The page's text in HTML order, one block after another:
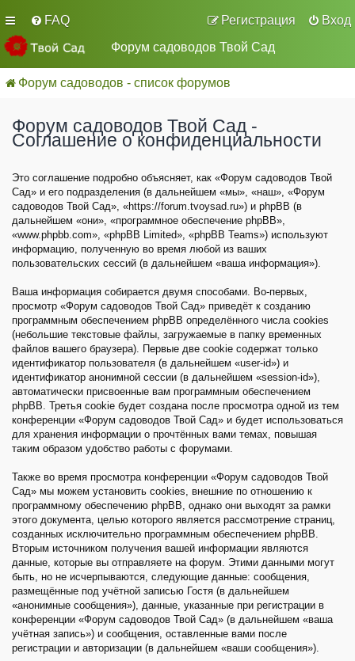
FAQ Вход
Регистрация
Форум садоводов Твой Сад
Форум садоводов - список форумов
Форум садоводов Твой Сад -
Соглашение о конфиденциальности
Это соглашение подробно объясняет, как «Форум садоводов Твой
Сад» и его подразделения (в дальнейшем «мы», «наш», «Форум
садоводов Твой Сад», «https://forum.tvoysad.ru») и phpBB (в
дальнейшем «они», «программное обеспечение phpBB»,
«www.phpbb.com», «phpBB Limited», «phpBB Teams») используют
информацию, полученную во время любой из ваших
пользовательских сессий (в дальнейшем «ваша информация»).
Ваша информация собирается двумя способами. Во-первых,
просмотр «Форум садоводов Твой Сад» приведёт к созданию
программным обеспечением phpBB определённого числа cookies
(небольшие текстовые файлы, загружаемые в папку временных
файлов вашего браузера). Первые две cookie содержат только
идентификатор пользователя (в дальнейшем «user-id») и
идентификатор анонимной сессии (в дальнейшем «session-id»),
автоматически присвоенные вам программным обеспечением
phpBB. Третья cookie будет создана после просмотра одной из тем
конференции «Форум садоводов Твой Сад» и будет использоваться
для хранения информации о прочтённых вами темах, повышая
таким образом удобство работы с форумами.
Также во время просмотра конференции «Форум садоводов Твой
Сад» мы можем установить cookies, внешние по отношению к
программному обеспечению phpBB, однако они выходят за рамки
этого документа, целью которого является рассмотрение страниц,
созданных исключительно программным обеспечением phpBB.
Вторым источником получения вашей информации являются
данные, которые вы отправляете на форум. Этими данными могут
быть, но не исчерпываются, следующие данные: сообщения,
размещённые под учётной записью Гостя (в дальнейшем
«анонимные сообщения»), данные, указанные при регистрации в
конференции «Форум садоводов Твой Сад» (в дальнейшем «ваша
учётная запись») и сообщения, оставленные вами после
регистрации и авторизации (в дальнейшем «ваши сообщения»).